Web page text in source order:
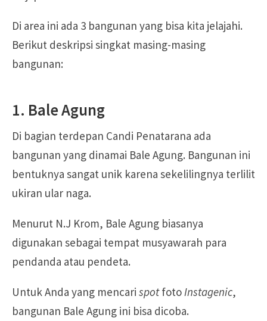
Di area ini ada 3 bangunan yang bisa kita jelajahi.
Berikut deskripsi singkat masing-masing
bangunan:
1. Bale Agung
Di bagian terdepan Candi Penatarana ada
bangunan yang dinamai Bale Agung. Bangunan ini
bentuknya sangat unik karena sekelilingnya terlilit
ukiran ular naga.
Menurut N.J Krom, Bale Agung biasanya
digunakan sebagai tempat musyawarah para
pendanda atau pendeta.
Untuk Anda yang mencari spotfotoInstagenic,
bangunan Bale Agung ini bisa dicoba.